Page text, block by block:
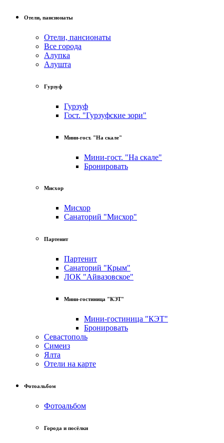
Отели, пансионаты
Отели, пансионаты
Все города
Алупка
Алушта
Гурзуф
Гурзуф
Гост. "Гурзуфские зори"
Мини-гост. "На скале"
Мини-гост. "На скале"
Бронировать
Мисхор
Мисхор
Санаторий "Мисхор"
Партенит
Партенит
Санаторий "Крым"
ЛОК "Айвазовское"
Мини-гостиница "КЭТ"
Мини-гостиница "КЭТ"
Бронировать
Севастополь
Симеиз
Ялта
Отели на карте
Фотоальбом
Фотоальбом
Города и посёлки